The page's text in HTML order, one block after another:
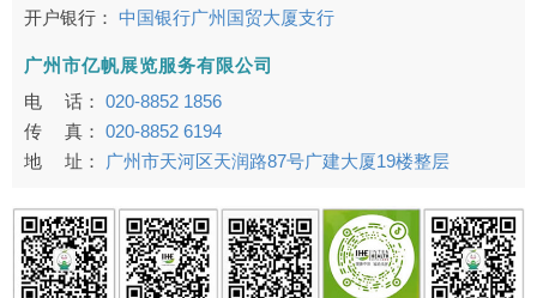
开户银行： 中国银行广州国贸大厦支行
广州市亿帆展览服务有限公司
电 话： 020-8852 1856
传 真： 020-8852 6194
地 址：
广州市天河区天润路87号广建大厦19楼整层